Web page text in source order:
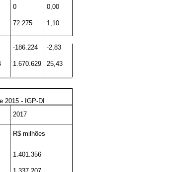
0 0,00
72.275 1,10
-186.224 -2,83
1.670.629 25,43
2015 - IGP-DI
2017
R$ milhões
1.401.356